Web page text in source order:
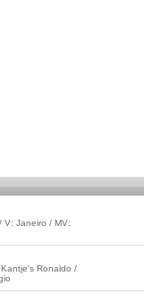
V: Janeiro / MV:
Ronaldo /